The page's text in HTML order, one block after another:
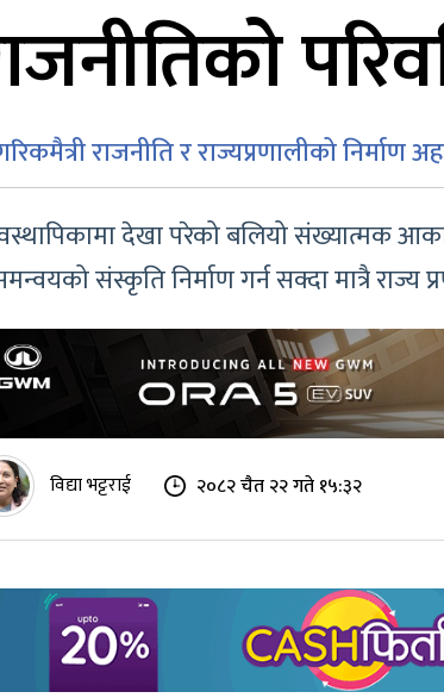
राजनीति र राज्यप्रणालीको निर्माण
देखा परेको बलियो संख्यात्मक
संस्कृति निर्माण गर्न सक्दा मात्रै राज्य
विद्या भट्टराई २०८२ चैत २२ गते १५:३२